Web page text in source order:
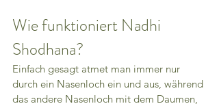
Wie funktioniert Nadhi
Shodhana?
Einfach gesagt atmet man immer nur
durch ein Nasenloch ein und aus, während
das andere Nasenloch mit dem Daumen,